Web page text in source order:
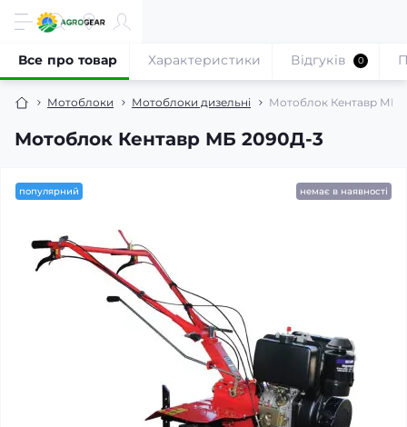
Мотоблоки Мотоблоки дизельні Мотоблок Кентавр МБ
Мотоблок Кентавр МБ 2090Д-3
Все про товар Характеристики Відгуків 0
популярний немає в наявності